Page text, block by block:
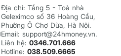
Địa chỉ: Tầng 5 - Toà nhà
Geleximco số 36 Hoàng Cầu,
Phường Ô Chợ Dừa, Hà Nội.
Email: support@24hmoney.vn.
Liên hệ: 0346.701.666
Hotline: 038.509.6665